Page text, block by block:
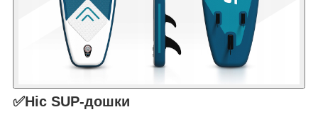
✅Ніс SUP-дошки